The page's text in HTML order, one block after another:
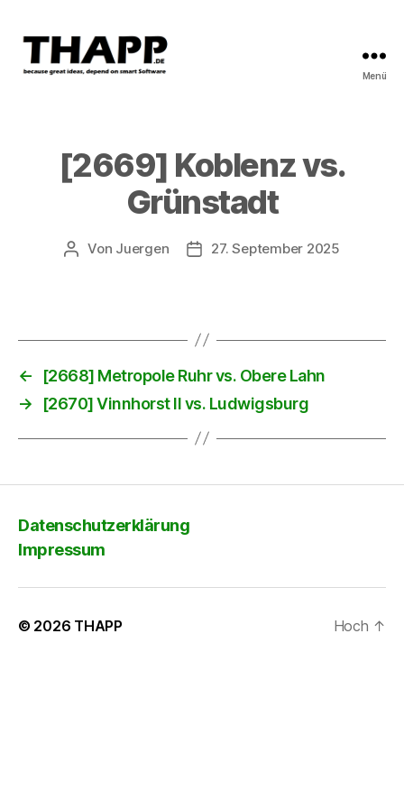
Menü
[2669] Koblenz vs.
Grünstadt
Beitragsautor
Von Juergen Beitragsdatum
27. September 2025
←
[2668] Metropole Ruhr vs. Obere Lahn
→
[2670] Vinnhorst II vs. Ludwigsburg
Datenschutzerklärung
Impressum
© 2026 THAPP Hoch ↑